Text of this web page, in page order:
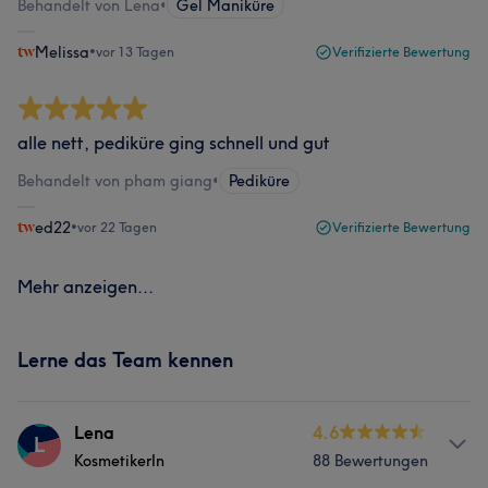
Behandelt von Lena• Gel Maniküre
Melissa•vor 13 Tagen Verifizierte Bewertung
alle nett, pediküre ging schnell und gut
Behandelt von pham giang• Pediküre
ed22•vor 22 Tagen Verifizierte Bewertung
Mehr anzeigen...
Lerne das Team kennen
L Lena
KosmetikerIn
4.6
88 Bewertungen